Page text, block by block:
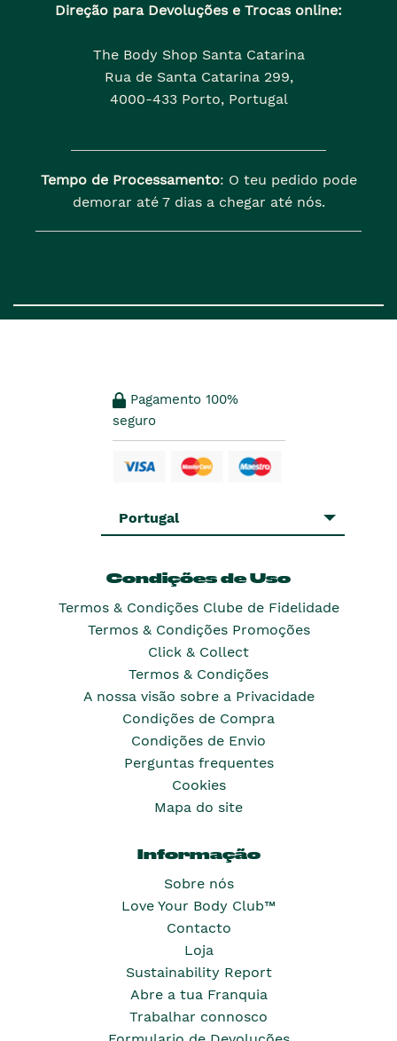
Direção para Devoluções e Trocas online:
The Body Shop Santa Catarina
Rua de Santa Catarina 299,
4000-433 Porto, Portugal
Tempo de Processamento: O teu pedido pode
demorar até 7 dias a chegar até nós.
Pagamento 100%
seguro
Portugal
Condições de Uso
Termos & Condições Clube de Fidelidade
Termos & Condições Promoções
Click & Collect
Termos & Condições
A nossa visão sobre a Privacidade
Condições de Compra
Condições de Envio
Perguntas frequentes
Cookies
Mapa do site
Informação
Sobre nós
Love Your Body Club™
Contacto
Loja
Sustainability Report
Abre a tua Franquia
Trabalhar connosco